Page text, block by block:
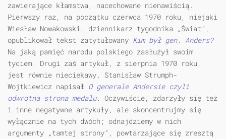
zawierające kłamstwa, nacechowane nienawiścią.
Pierwszy raz, na początku czerwca 1970 roku, niejaki
Wiesław Nowakowski, dziennikarz tygodnika „Świat”,
opublikował tekst zatytułowany Kim był gen. Anders?
Na jaką pamięć narodu polskiego zasłużył swoim
tyciem. Drugi zaś artykuł, z sierpnia 1970 roku,
jest równie nieciekawy. Stanisław Strumph-
Wojtkiewicz napisał O generale Andersie czyli
odwrotna strona medalu. Oczywiście, zdarzyły się też
i inne negatywne artykuły, ale skoncentrujmy się
wyłącznie na tych dwóch; odnajdziemy w nich
argumenty „tamtej strony”, powtarzające się zresztą